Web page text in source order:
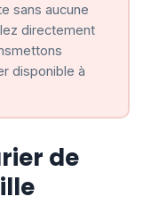
sans aucune
directement
disponible à
de